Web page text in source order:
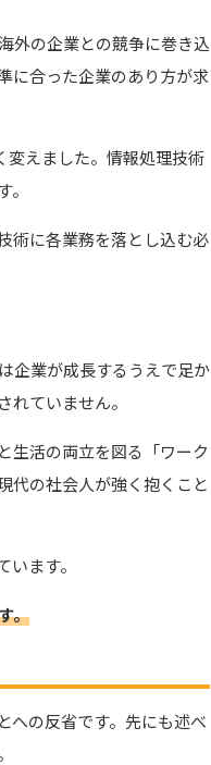
外の企業との競争に巻き込
に合った企業のあり方が求
変えました。情報処理技術
術に各業務を落とし込む必
企業が成長するうえで足か
ていません。
生活の両立を図る「ワーク
代の社会人が強く抱くこと
ます。
。
への反省です。先にも述べ